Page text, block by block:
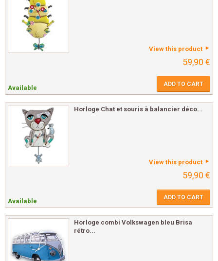
View this product
59,90 €
Available ADD TO CART
Horloge Chat et souris à balancier déco...
View this product
59,90 €
Available ADD TO CART
Horloge combi Volkswagen bleu Brisa
rétro...